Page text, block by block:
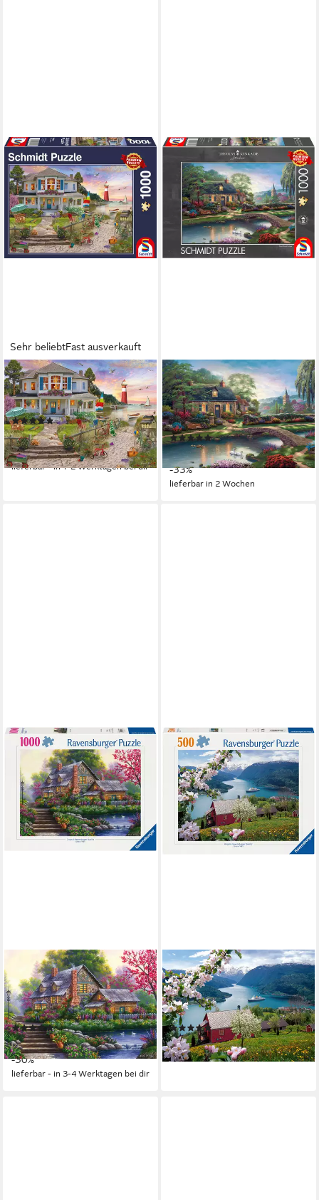
Sehr beliebtFast ausverkauft
SCHMIDT SPIELE
Puzzle Das Strandhaus, 1000
Puzzleteile, Made in Europe
(58)
ab 13,99 € UVP15,99 €
-13%
lieferbar - in 1-2 Werktagen bei dir
SCHMIDT SPIELE
Puzzle Stoney Creek Cottage
von Thomas Kinkade, 1000
Puzzleteile, Made in Germany
(11)
ab 10,79 € UVP15,99 €
-33%
lieferbar in 2 Wochen
RAVENSBURGER
Puzzle Romantisches Cottage,
1000 Puzzleteile, Made in
Germany
(6)
ab 11,89 € UVP16,99 €
-30%
lieferbar - in 3-4 Werktagen bei dir
RAVENSBURGER
Puzzle Skandinavische Idylle,
500 Puzzleteile, Made in
Germany
(2)
ab 11,87 €
lieferbar - in 4-5 Werktagen bei dir